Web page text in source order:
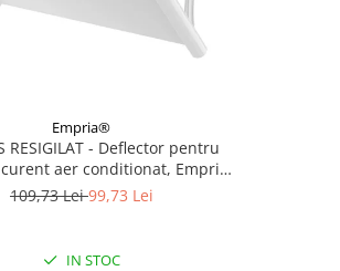
Empria®
RESIGILAT - Deflector pentru
aer conditionat, Empria,
pe 4 niveluri, retractabil, Alb
109,73 Lei99,73 Lei
IN STOC